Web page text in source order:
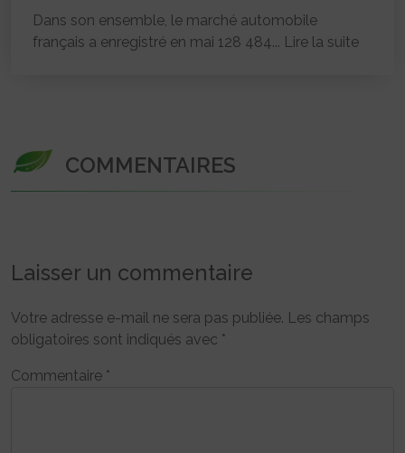
Dans son ensemble, le marché automobile
français a enregistré en mai 128 484... Lire la suite
COMMENTAIRES
Laisser un commentaire
Votre adresse e-mail ne sera pas publiée. Les champs
obligatoires sont indiqués avec *
Commentaire *